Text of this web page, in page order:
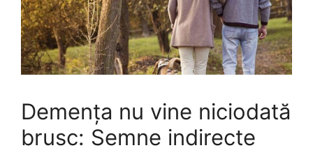
Demența nu vine niciodată
brusc: Semne indirecte